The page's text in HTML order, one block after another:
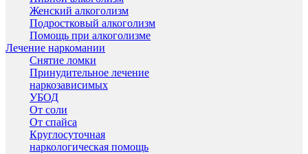
Женский алкоголизм
Подростковый алкоголизм
Помощь при алкоголизме
Лечение наркомании
Снятие ломки
Принудительное лечение
наркозависимых
УБОД
От соли
От спайса
Круглосуточная
наркологическая помощь